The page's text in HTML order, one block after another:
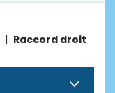
Raccord droit